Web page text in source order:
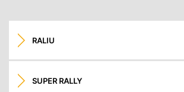
RALIU
SUPER RALLY